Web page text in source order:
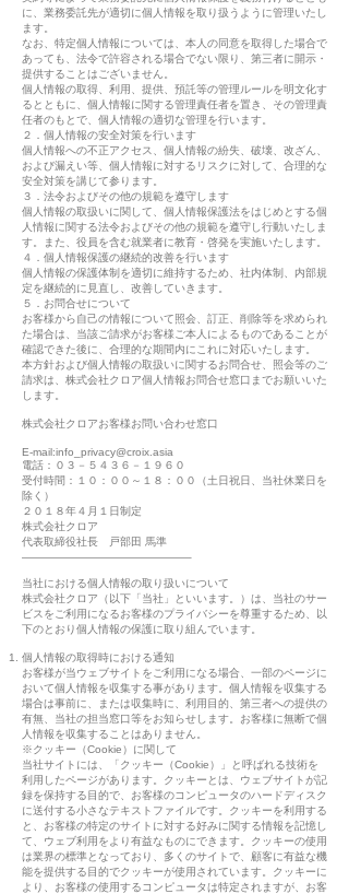
に、業務委託先が適切に個人情報を取り扱うように管理いたし
ます。
なお、特定個人情報については、本人の同意を取得した場合で
あっても、法令で許容される場合でない限り、第三者に開示・
提供することはございません。
個人情報の取得、利用、提供、預託等の管理ルールを明文化す
るとともに、個人情報に関する管理責任者を置き、その管理責
任者のもとで、個人情報の適切な管理を行います。
２．個人情報の安全対策を行います
個人情報への不正アクセス、個人情報の紛失、破壊、改ざん、
および漏えい等、個人情報に対するリスクに対して、合理的な
安全対策を講じて参ります。
３．法令およびその他の規範を遵守します
個人情報の取扱いに関して、個人情報保護法をはじめとする個
人情報に関する法令およびその他の規範を遵守し行動いたしま
す。また、役員を含む就業者に教育・啓発を実施いたします。
４．個人情報保護の継続的改善を行います
個人情報の保護体制を適切に維持するため、社内体制、内部規
定を継続的に見直し、改善していきます。
５．お問合せについて
お客様から自己の情報について照会、訂正、削除等を求められ
た場合は、当該ご請求がお客様ご本人によるものであることが
確認できた後に、合理的な期間内にこれに対応いたします。
本方針および個人情報の取扱いに関するお問合せ、照会等のご
請求は、株式会社クロア個人情報お問合せ窓口までお願いいた
します。
株式会社クロアお客様お問い合わせ窓口
E-mail:info_privacy@croix.asia
電話：０３－５４３６－１９６０
受付時間：１０：００～１８：００（土日祝日、当社休業日を
除く）
２０１８年４月１日制定
株式会社クロア
代表取締役社長 戸部田 馬準
———————————————–
当社における個人情報の取り扱いについて
株式会社クロア（以下「当社」といいます。）は、当社のサー
ビスをご利用になるお客様のプライバシーを尊重するため、以
下のとおり個人情報の保護に取り組んでいます。
個人情報の取得時における通知
お客様が当ウェブサイトをご利用になる場合、一部のページに
おいて個人情報を収集する事があります。個人情報を収集する
場合は事前に、または収集時に、利用目的、第三者への提供の
有無、当社の担当窓口等をお知らせします。お客様に無断で個
人情報を収集することはありません。
※クッキー（Cookie）に関して
当社サイトには、「クッキー（Cookie）」と呼ばれる技術を
利用したページがあります。クッキーとは、ウェブサイトが記
録を保持する目的で、お客様のコンピュータのハードディスク
に送付する小さなテキストファイルです。クッキーを利用する
と、お客様の特定のサイトに対する好みに関する情報を記憶し
て、ウェブ利用をより有益なものにできます。クッキーの使用
は業界の標準となっており、多くのサイトで、顧客に有益な機
能を提供する目的でクッキーが使用されています。クッキーに
より、お客様の使用するコンピュータは特定されますが、お客